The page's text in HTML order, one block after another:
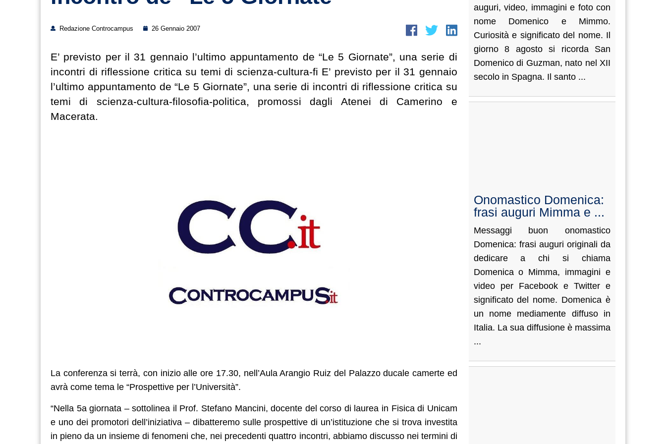
Redazione Controcampus 26 Gennaio 2007
E’ previsto per il 31 gennaio l’ultimo appuntamento de “Le 5 Giornate”, una serie di
incontri di riflessione critica su temi di scienza-cultura-fi E’ previsto per il 31 gennaio
l’ultimo appuntamento de “Le 5 Giornate”, una serie di incontri di riflessione critica su
temi di scienza-cultura-filosofia-politica, promossi dagli Atenei di Camerino e
Macerata.
La conferenza si terrà, con inizio alle ore 17.30, nell’Aula Arangio Ruiz del Palazzo ducale camerte ed
avrà come tema le “Prospettive per l’Università”.
“Nella 5a giornata – sottolinea il Prof. Stefano Mancini, docente del corso di laurea in Fisica di Unicam
e uno dei promotori dell’iniziativa – dibatteremo sulle prospettive di un’istituzione che si trova investita
in pieno da un insieme di fenomeni che, nei precedenti quattro incontri, abbiamo discusso nei termini di
auguri, video, immagini e foto con
nome Domenico e Mimmo.
Curiosità e significato del nome. Il
giorno 8 agosto si ricorda San
Domenico di Guzman, nato nel XII
secolo in Spagna. Il santo ...
Onomastico Domenica:
frasi auguri Mimma e ...
Messaggi buon onomastico
Domenica: frasi auguri originali da
dedicare a chi si chiama
Domenica o Mimma, immagini e
video per Facebook e Twitter e
significato del nome. Domenica è
un nome mediamente diffuso in
Italia. La sua diffusione è massima
...